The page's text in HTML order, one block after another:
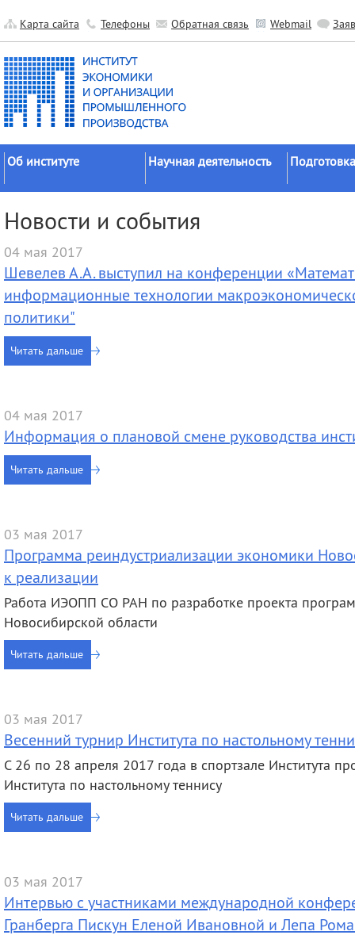
Карта сайта Телефоны Обратная связь Webmail
Об институте
Официальные документы
История
Руководство
Научные подразделения
Прочие подразделения
Издательская
деятельность
Научная деятельность
исследований
Прикладные разработки
Гранты
советы
Новости и события
04 мая 2017
Шевелев А.А. выступил на конференции
информационные технологии
политики"
Читать дальше
04 мая 2017
Информация о плановой смене руководства
Читать дальше
03 мая 2017
Программа реиндустриализации экономики
к реализации
Работа ИЭОПП СО РАН по разработке проекта
Новосибирской области
Читать дальше
03 мая 2017
Весенний турнир Института по настольному
С 26 по 28 апреля 2017 года в спортзале Института
Института по настольному теннису
Читать дальше
03 мая 2017
Интервью с участниками международной
Гранберга Пискун Еленой Ивановной и Лепа